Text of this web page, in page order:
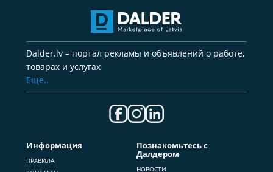
Dalder.lv – портал рекламы и объявлений о работе,
товарах и услугах
Еще..
Информация
ПРАВИЛА
Познакомьтесь с
Далдером
НОВОСТИ